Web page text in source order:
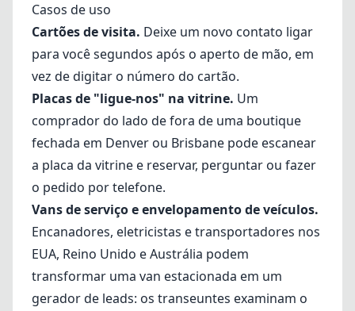
Casos de uso
Cartões de visita. Deixe um novo contato ligar
para você segundos após o aperto de mão, em
vez de digitar o número do cartão.
Placas de "ligue-nos" na vitrine. Um
comprador do lado de fora de uma boutique
fechada em Denver ou Brisbane pode escanear
a placa da vitrine e reservar, perguntar ou fazer
o pedido por telefone.
Vans de serviço e envelopamento de veículos.
Encanadores, eletricistas e transportadores nos
EUA, Reino Unido e Austrália podem
transformar uma van estacionada em um
gerador de leads: os transeuntes examinam o